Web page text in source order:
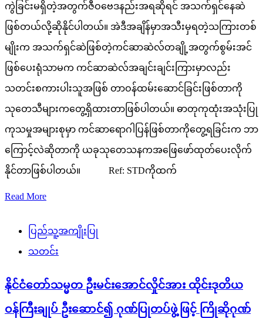
ကွဲခြင်းမရှိတဲ့အတွက်ဇီဝဗေဒနည်းအရဆိုရင် အသက်ရှင်နေဆဲ
ဖြစ်တယ်လို့ဆိုနိုင်ပါတယ်။ အဲဒီအချိန်မှာအသီးမှရတဲ့သကြားတစ်
မျိုးက အသက်ရှင်ဆဲဖြစ်တဲ့ကင်ဆာဆဲလ်တချို့အတွက်စွမ်းအင်
ဖြစ်ပေးရုံသာမက ကင်ဆာဆဲလ်အချင်းချင်းကြားမှာလည်း
သတင်းစကားပါးသူအဖြစ် တာဝန်ထမ်းဆောင်ခြင်းဖြစ်တာကို
သုတေသီများကတွေ့ရှိထားတာဖြစ်ပါတယ်။ ဓာတုကုထုံးအသုံးပြု
ကုသမှုအများစုမှာ ကင်ဆာရောဂါပြန်ဖြစ်တာကိုတွေ့ရခြင်းက ဘာ
ကြောင့်လဲဆိုတာကို ယခုသုတေသနကအဖြေဖော်ထုတ်ပေးလိုက်
နိုင်တာဖြစ်ပါတယ်။ Ref: STDကိုထက်
Read More
ပြည်သူ့အကျိုးပြု
သတင်း
နိုင်ငံတော်သမ္မတ ဦးမင်းအောင်လှိုင်အား ထိုင်းဒုတိယ
ဝန်ကြီးချုပ် ဦးဆောင်၍ ဂုဏ်ပြုတပ်ဖွဲ့ဖြင့် ကြိုဆိုဂုဏ်